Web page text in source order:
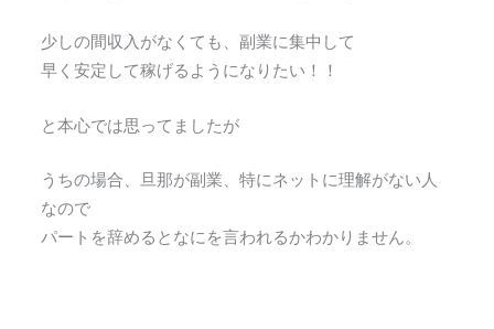
少しの間収入がなくても、副業に集中して
早く安定して稼げるようになりたい！！
と本心では思ってましたが
うちの場合、旦那が副業、特にネットに理解がない人
なので
パートを辞めるとなにを言われるかわかりません。